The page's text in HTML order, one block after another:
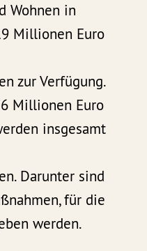
Wohnen in
Millionen Euro
zur Verfügung.
Millionen Euro
insgesamt
Darunter sind
für die
werden.